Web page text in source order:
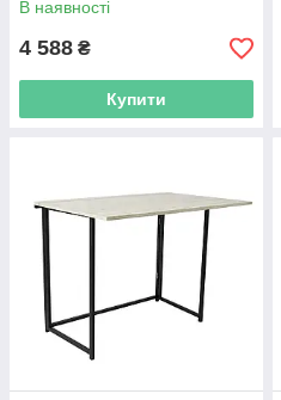
В наявності
4 588 ₴
Купити